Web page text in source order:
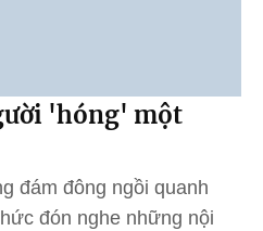
'hóng' một
đám đông ngồi quanh
đón nghe những nội